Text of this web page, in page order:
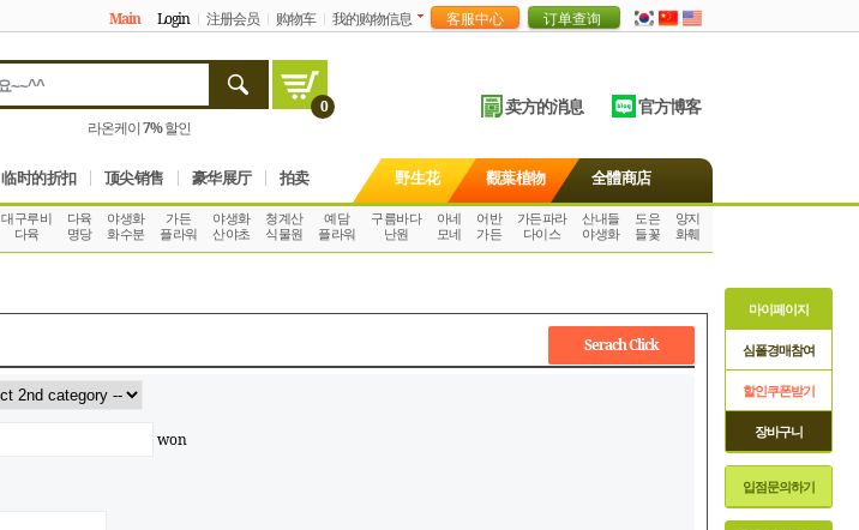
Main Login 注册会员 购物车 我的购物信息
0
꽃피는 길목10%할인
卖方的消息 官方博客
临时的折扣 顶尖销售 豪华展厅 拍卖 野生花 觀葉植物 全體商店
대구루비
다육
다육
명당
야생화
화수분
가든
플라워
야생화
산야초
청계산
식물원
예담
플라워
구름바다
난원
아네
모네
어반
가든
가든파라
다이스
산내들
야생화
도은
들꽃
양지
화훼
won
Serach Click
마이페이지
심폴경매참여
할인쿠폰받기
장바구니
입점문의하기